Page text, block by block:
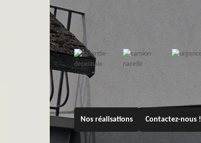
Nos réalisations Contactez-nous !